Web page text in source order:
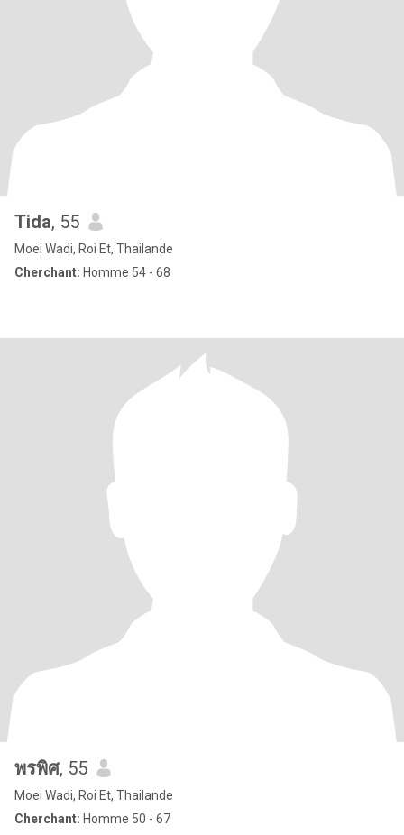
Tida, 55
Moei Wadi, Roi Et, Thailande
Cherchant: Homme 54 - 68
พรพิศ, 55
Moei Wadi, Roi Et, Thailande
Cherchant: Homme 50 - 67